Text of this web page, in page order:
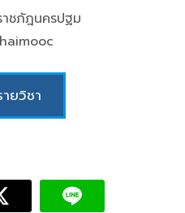
ชภัฎนครปฐม
ยวิชา